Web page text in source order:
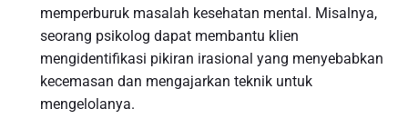
memperburuk masalah kesehatan mental. Misalnya,
seorang psikolog dapat membantu klien
mengidentifikasi pikiran irasional yang menyebabkan
kecemasan dan mengajarkan teknik untuk
mengelolanya.